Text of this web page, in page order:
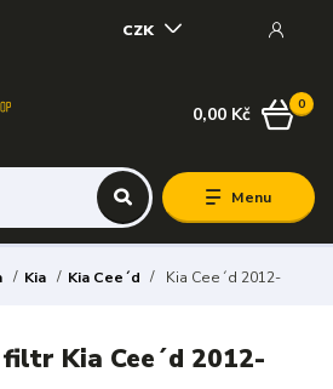
Menu
CZK
0
0,00 Kč
Kia Kia Cee´d Kia Cee´d 2012-
Kia Cee´d 2012-